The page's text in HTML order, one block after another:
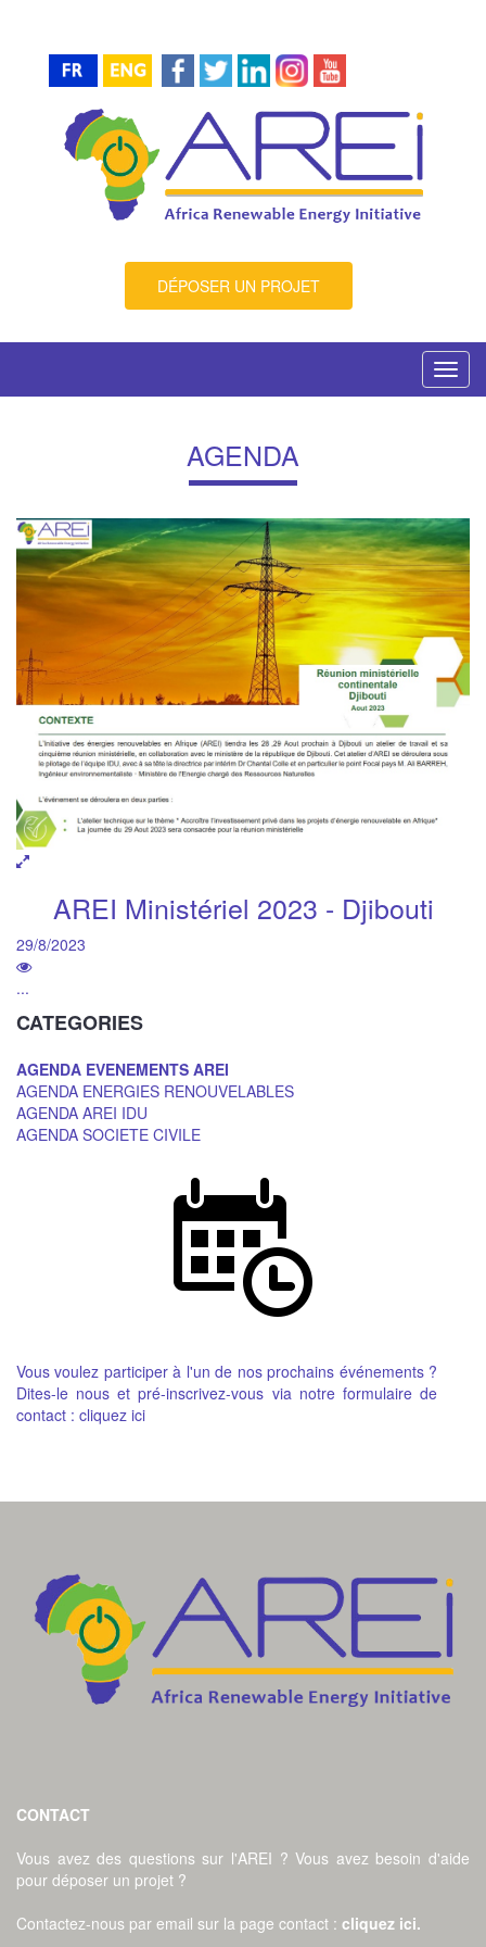
DÉPOSER UN PROJET
AGENDA
AREI Ministériel 2023 - Djibouti
29/8/2023
...
CATEGORIES
AGENDA EVENEMENTS AREI
AGENDA ENERGIES RENOUVELABLES
AGENDA AREI IDU
AGENDA SOCIETE CIVILE
Vous voulez participer à l'un de nos prochains événements ?
Dites-le nous et pré-inscrivez-vous via notre formulaire de
contact : cliquez ici
CONTACT
Vous avez des questions sur l'AREI ? Vous avez besoin d'aide
pour déposer un projet ?
Contactez-nous par email sur la page contact : cliquez ici.